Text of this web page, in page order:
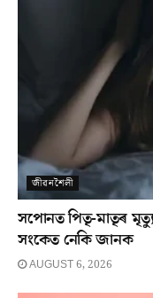
জীৱনশৈলী
সপোনত পিতৃ-মাতৃৰ
সংকেত নেকি জানক
AUGUST 6, 2026